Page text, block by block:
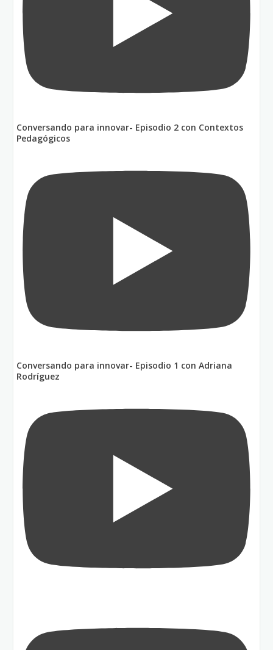
Conversando para innovar- Episodio 2 con Contextos
Pedagógicos
Conversando para innovar- Episodio 1 con Adriana
Rodríguez